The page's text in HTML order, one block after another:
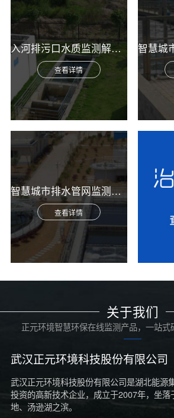
入河排污口水质监测解决方案
查看详情
智慧城市排水管网监测综合解决方案
查看详情
关于我们
正元环境智慧环保在线监测产品，一站
武汉正元环境科技股份有限公司
武汉正元环境科技股份有限公司是湖北能源
投资的高新技术企业，成立于2007年，坐落
地、汤逊湖之滨。